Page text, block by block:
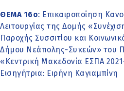
ΘΕΜΑ 16o: Επικαιροποίηση
Λειτουργίας της Δομής
Παροχής Συσσιτίου και
Δήμου Νεάπολης-Συκεών» του
«Κεντρική Μακεδονία ΕΣΠΑ
Εισηγήτρια: Ειρήνη Καγιαμπίνη